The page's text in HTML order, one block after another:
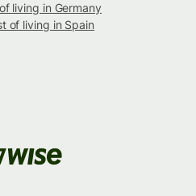
living in Germany
of living in Spain